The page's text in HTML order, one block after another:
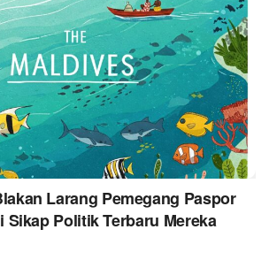
Larang Pemegang Paspor
Sikap Politik Terbaru Mereka